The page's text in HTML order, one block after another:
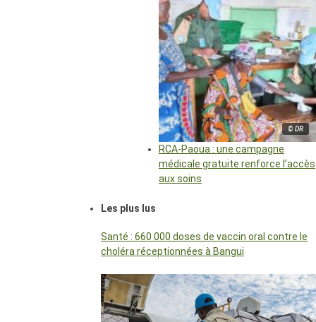
© DR
RCA-Paoua : une campagne
médicale gratuite renforce l’accès
aux soins
Les plus lus
Santé : 660 000 doses de vaccin oral contre le
choléra réceptionnées à Bangui